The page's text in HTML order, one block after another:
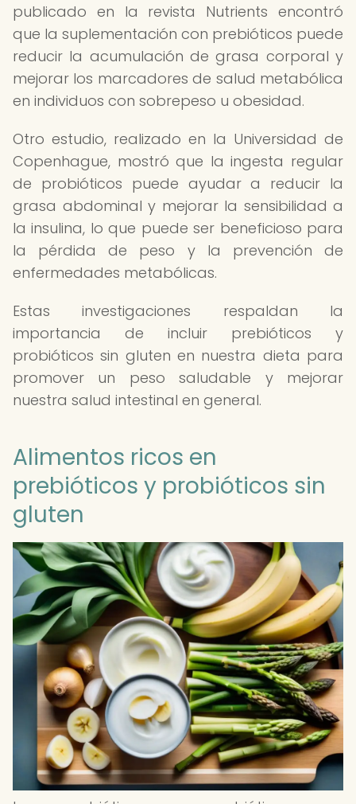
publicado en la revista Nutrients encontró
que la suplementación con prebióticos puede
reducir la acumulación de grasa corporal y
mejorar los marcadores de salud metabólica
en individuos con sobrepeso u obesidad.
Otro estudio, realizado en la Universidad de
Copenhague, mostró que la ingesta regular
de probióticos puede ayudar a reducir la
grasa abdominal y mejorar la sensibilidad a
la insulina, lo que puede ser beneficioso para
la pérdida de peso y la prevención de
enfermedades metabólicas.
Estas investigaciones respaldan la
importancia de incluir prebióticos y
probióticos sin gluten en nuestra dieta para
promover un peso saludable y mejorar
nuestra salud intestinal en general.
Alimentos ricos en
prebióticos y probióticos sin
gluten